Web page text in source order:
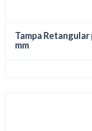
Tampa
mm